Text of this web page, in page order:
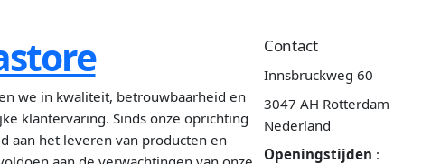
we in kwaliteit, betrouwbaarheid en
klantervaring. Sinds onze oprichting
aan het leveren van producten en
Contact
Innsbruckweg 60
3047 AH Rotterdam
Nederland
Openingstijden :